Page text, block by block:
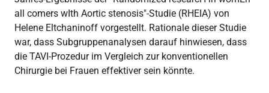
all comers wIth Aortic stenosis"-Studie (RHEIA) von
Helene Eltchaninoff vorgestellt. Rationale dieser Studie
war, dass Subgruppenanalysen darauf hinwiesen, dass
die TAVI-Prozedur im Vergleich zur konventionellen
Chirurgie bei Frauen effektiver sein könnte.